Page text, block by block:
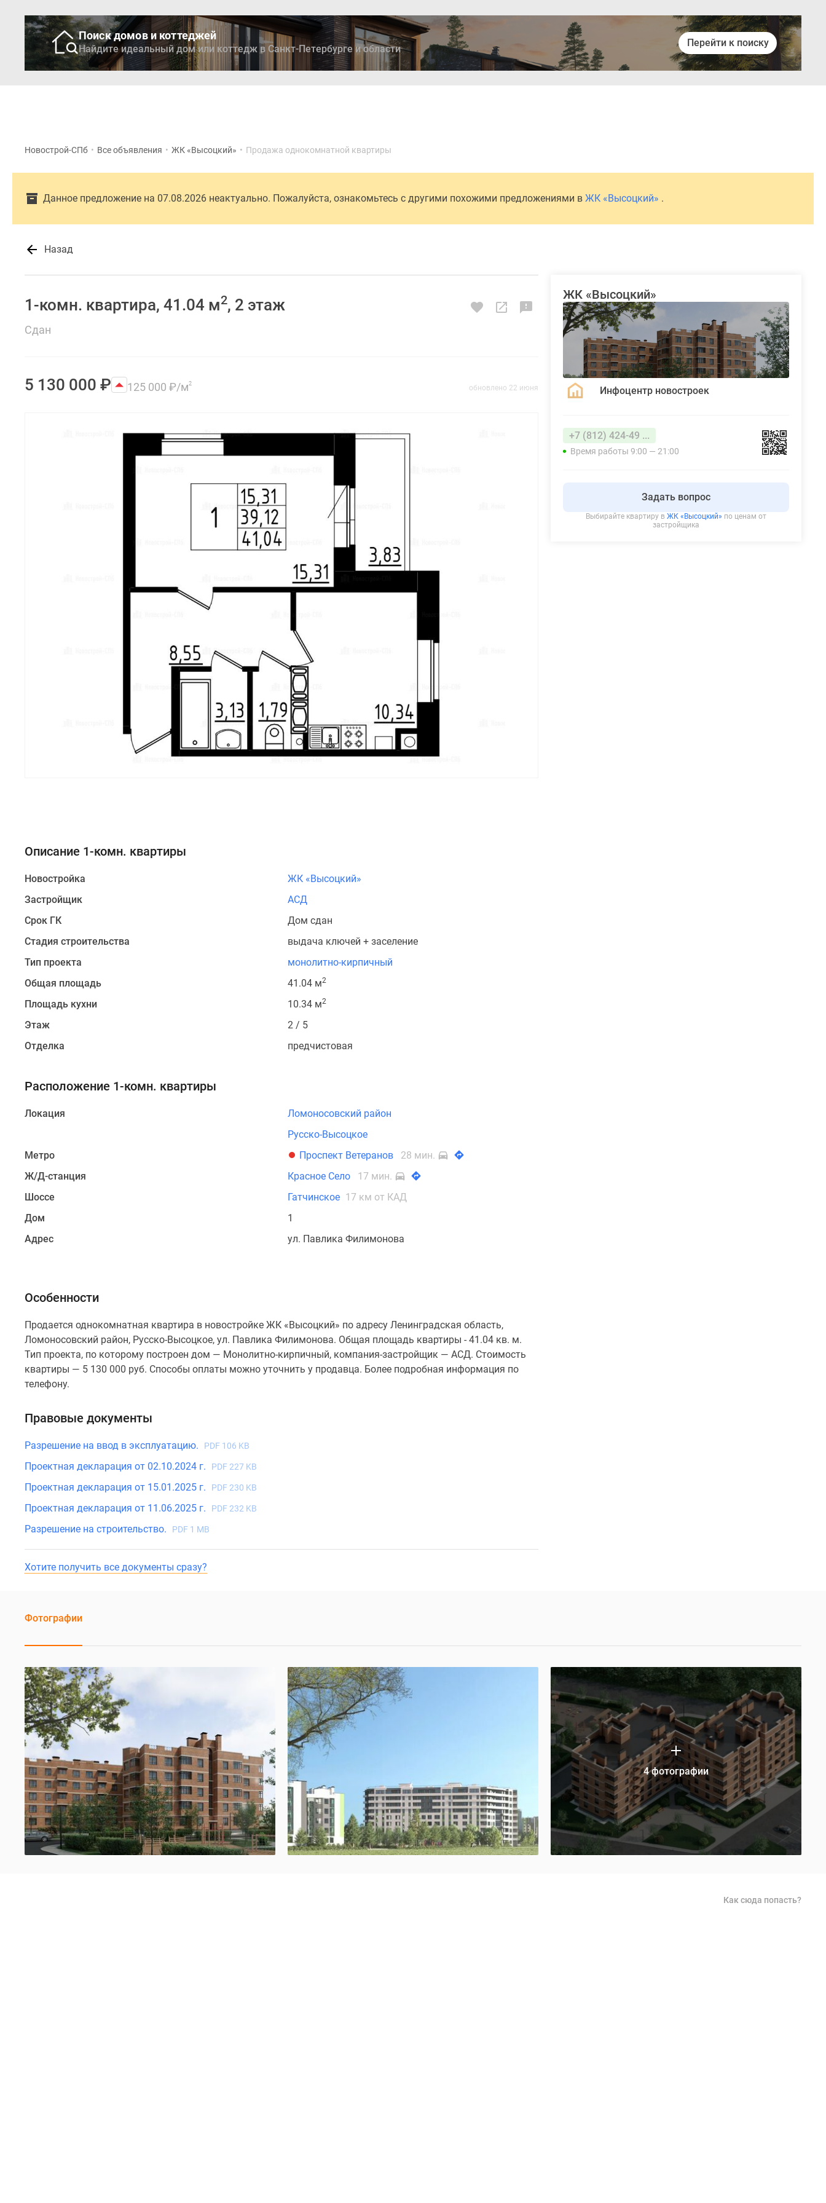
Поиск домов и коттеджей
Найдите идеальный дом или коттедж в Санкт-Петербурге и области
Перейти к поиску
Новострой-СПб • Все объявления • ЖК «Высоцкий» • Продажа однокомнатной квартиры
Данное предложение на 07.08.2026 неактуально. Пожалуйста, ознакомьтесь с другими похожими предложениями в ЖК «Высоцкий» .
Назад
1-комн. квартира, 41.04 м2, 2 этаж
Сдан
5 130 000 ₽ 125 000 ₽/м2 обновлено 22 июня
Описание 1-комн. квартиры
Новостройка
ЖК «Высоцкий»
Застройщик
АСД
Срок ГК
Дом сдан
Стадия строительства
выдача ключей + заселение
Тип проекта
монолитно-кирпичный
Общая площадь
41.04 м2
Площадь кухни 10.34 м2
Этаж
2 / 5
Отделка
предчистовая
Расположение 1-комн. квартиры
Локация
Ломоносовский район
Русско-Высоцкое
Метро
Проспект Ветеранов
28 мин.
Ж/Д-станция
Красное Село
17 мин.
Шоссе
Гатчинское 17 км от КАД
Дом
1
Адрес
ул. Павлика Филимонова
Особенности
Продается однокомнатная квартира в новостройке ЖК «Высоцкий» по адресу Ленинградская область,
Ломоносовский район, Русско-Высоцкое, ул. Павлика Филимонова. Общая площадь квартиры - 41.04 кв. м.
Тип проекта, по которому построен дом — Монолитно-кирпичный, компания-застройщик — АСД. Стоимость
квартиры — 5 130 000 руб. Способы оплаты можно уточнить у продавца. Более подробная информация по
телефону.
Правовые документы
Разрешение на ввод в эксплуатацию. PDF 106 KB
Проектная декларация от 02.10.2024 г. PDF 227 KB
Проектная декларация от 15.01.2025 г. PDF 230 KB
Проектная декларация от 11.06.2025 г. PDF 232 KB
Разрешение на строительство. PDF 1 MB
Хотите получить все документы сразу?
ЖК «Высоцкий»
Инфоцентр новостроек
+7 (812) 424-49 ...
Время работы 9:00 — 21:00
Задать вопрос
Выбирайте квартиру в ЖК «Высоцкий» по ценам от
застройщика
Фотографии
4 фотографии
Как сюда попасть?